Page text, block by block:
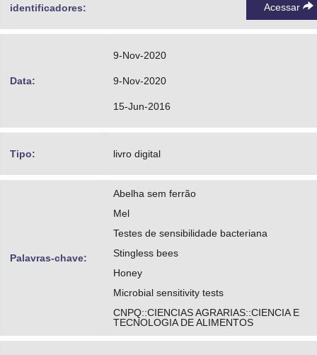
identificadores: Acessar
Data:
9-Nov-2020
9-Nov-2020
15-Jun-2016
Tipo: livro digital
Palavras-chave:
Abelha sem ferrão
Mel
Testes de sensibilidade bacteriana
Stingless bees
Honey
Microbial sensitivity tests
CNPQ::CIENCIAS AGRARIAS::CIENCIA E
TECNOLOGIA DE ALIMENTOS